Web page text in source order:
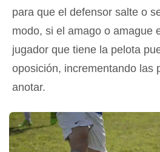
para que el defensor salte o
modo, si el amago o amague
jugador que tiene la pelota
oposición, incrementando las
anotar.